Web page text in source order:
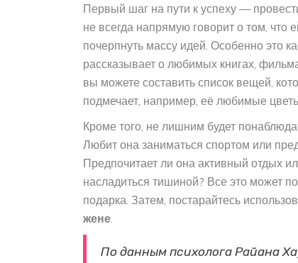
Первый шаг на пути к успеху —
не всегда напрямую говорит о том, что
почерпнуть массу идей. Особенно это
рассказывает о любимых книгах,
вы можете составить список вещей,
подмечает, например, её любимые
Кроме того, не лишним будет
Любит она заниматься спортом или
Предпочитает ли она активный отдых
насладиться тишиной? Все это может
подарка. Затем, постарайтесь
жене
По данным психолога Райана